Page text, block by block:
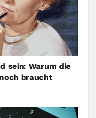
sein: Warum die
braucht